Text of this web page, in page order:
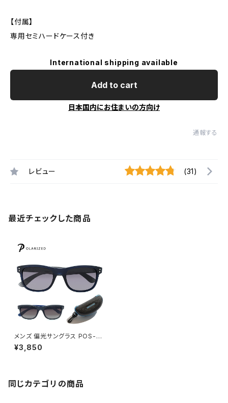
【付属】
専用セミハードケース付き
International shipping available
Add to cart
日本国内にお住まいの方向け
通報する
レビュー (31)
最近チェックした商品
メンズ 偏光サングラス POS-P
NC1 ウェリントン デミム ジーン
ズプリント UVカット [ 普段使
¥3,850
同じカテゴリの商品